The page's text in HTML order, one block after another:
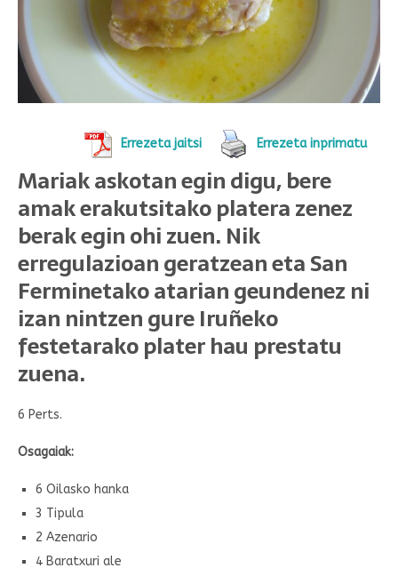
Errezeta jaitsi Errezeta inprimatu
Mariak askotan egin digu, bere
amak erakutsitako platera zenez
berak egin ohi zuen. Nik
erregulazioan geratzean eta San
Ferminetako atarian geundenez ni
izan nintzen gure Iruñeko
festetarako plater hau prestatu
zuena.
6 Perts.
Osagaiak:
6 Oilasko hanka
3 Tipula
2 Azenario
4 Baratxuri ale